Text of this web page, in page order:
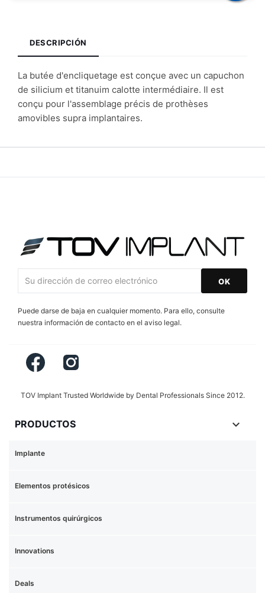
DESCRIPCIÓN
La butée d'encliquetage est conçue avec un capuchon
de silicium et titanuim calotte intermédiaire. Il est
conçu pour l'assemblage précis de prothèses
amovibles supra implantaires.
Puede darse de baja en cualquier momento. Para ello, consulte
nuestra información de contacto en el aviso legal.
TOV Implant Trusted Worldwide by Dental Professionals Since 2012.
PRODUCTOS 
Elementos protésicos
Implante
Innovations
Instrumentos quirúrgicos
Deals